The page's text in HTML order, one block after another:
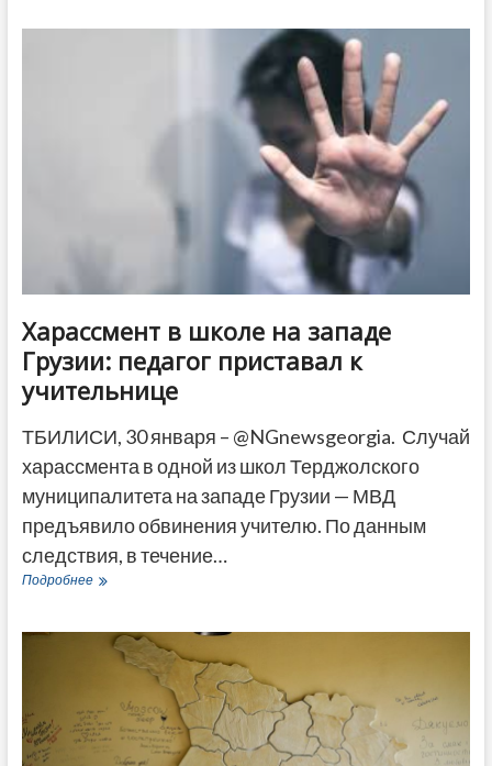
Саакашвили
Харассмент в школе на западе
Грузии: педагог приставал к
учительнице
ТБИЛИСИ, 30 января – @NGnewsgeorgia. Случай
харассмента в одной из школ Терджолского
муниципалитета на западе Грузии — МВД
предъявило обвинения учителю. По данным
следствия, в течение…
ПодробнееХарассмент
на
западе
приставал
к
учительнице